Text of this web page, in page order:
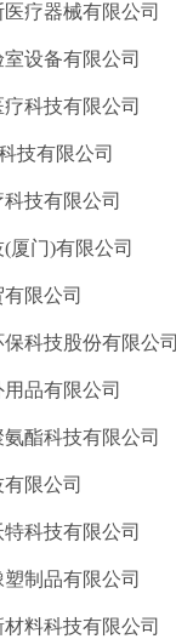
疗器械有限公司
设备有限公司
科技有限公司
有限公司
技有限公司
门)有限公司
限公司
科技股份有限公司
品有限公司
酯科技有限公司
限公司
科技有限公司
制品有限公司
料科技有限公司